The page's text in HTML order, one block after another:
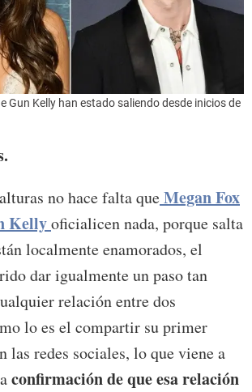
Gun Kelly han estado saliendo desde inicios de
no hace falta queMegan Fox
Kellyoficialicen nada, porque salta
localmente enamorados, el
dar igualmente un paso tan
relación entre dos
lo es el compartir su primer
las redes sociales, lo que viene a
confirmación de que esa relación